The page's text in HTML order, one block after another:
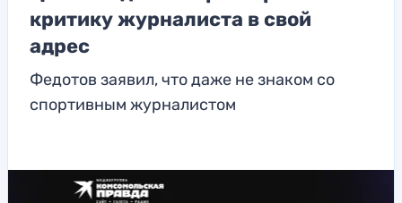
критику журналиста в свой
адрес
Федотов заявил, что даже не знаком со
спортивным журналистом